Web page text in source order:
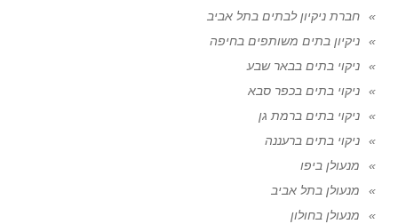
חברת ניקיון לבתים בתל אביב
ניקיון בתים משותפים בחיפה
ניקוי בתים בבאר שבע
ניקוי בתים בכפר סבא
ניקוי בתים ברמת גן
ניקוי בתים ברעננה
מנעולן ביפו
מנעולן בתל אביב
מנעולן בחולון